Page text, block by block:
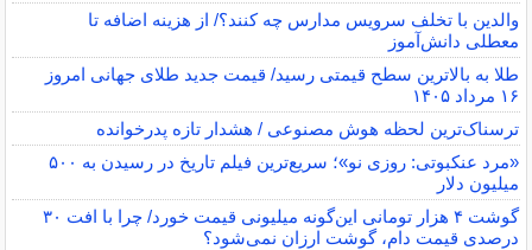
والدین با تخلف سرویس مدارس چه کنند؟/ از هزینه اضافه تا
معطلی دانش‌آموز
طلا به بالاترین سطح قیمتی رسید/ قیمت جدید طلای جهانی امروز
۱۶ مرداد ۱۴۰۵
ترسناک‌ترین لحظه هوش مصنوعی / هشدار تازه پدرخوانده
«مرد عنکبوتی: روزی نو»؛ سریع‌ترین فیلم تاریخ در رسیدن به ۵۰۰
میلیون دلار
گوشت ۴ هزار تومانی این‌گونه میلیونی قیمت خورد/ چرا با افت ۳۰
درصدی قیمت دام، گوشت ارزان نمی‌شود؟